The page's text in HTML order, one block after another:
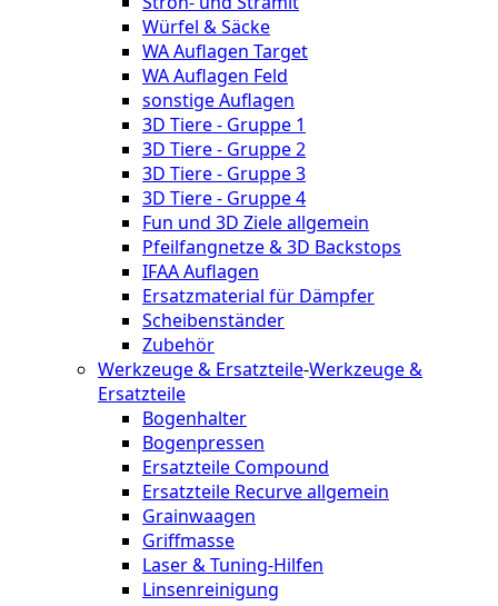
Würfel & Säcke
WA Auflagen Target
WA Auflagen Feld
sonstige Auflagen
3D Tiere - Gruppe 1
3D Tiere - Gruppe 2
3D Tiere - Gruppe 3
3D Tiere - Gruppe 4
Fun und 3D Ziele allgemein
Pfeilfangnetze & 3D Backstops
IFAA Auflagen
Ersatzmaterial für Dämpfer
Scheibenständer
Zubehör
Werkzeuge & Ersatzteile-Werkzeuge &
Ersatzteile
Bogenhalter
Bogenpressen
Ersatzteile Compound
Ersatzteile Recurve allgemein
Grainwaagen
Griffmasse
Laser & Tuning-Hilfen
Linsenreinigung